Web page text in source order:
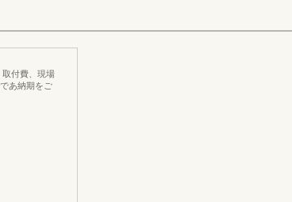
付費、現場
あ納期をご